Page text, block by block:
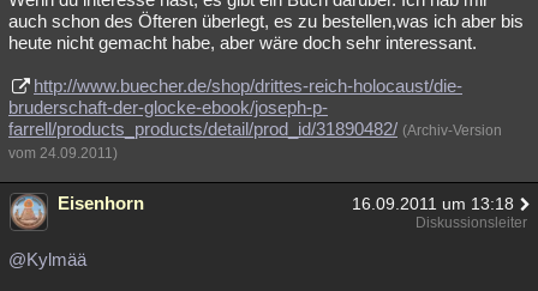
auch schon des Öfteren überlegt, es zu bestellen,was ich aber bis
heute nicht gemacht habe, aber wäre doch sehr interessant.
http://www.buecher.de/shop/drittes-reich-holocaust/die-
bruderschaft-der-glocke-ebook/joseph-p-
farrell/products_products/detail/prod_id/31890482/ (Archiv-Version
vom 24.09.2011)
Eisenhorn 16.09.2011 um 13:18
Diskussionsleiter
@Kylmää